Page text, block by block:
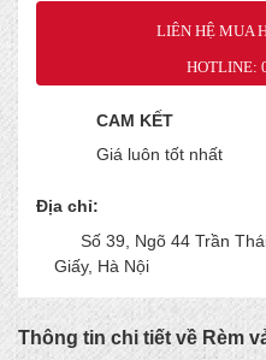
LIÊN HỆ MUA
HOTLINE:
CAM KẾT
Giá luôn tốt nhất
Địa chỉ:
Số 39, Ngõ 44 Trần
Giấy, Hà Nội
Thông tin chi tiết về Rèm